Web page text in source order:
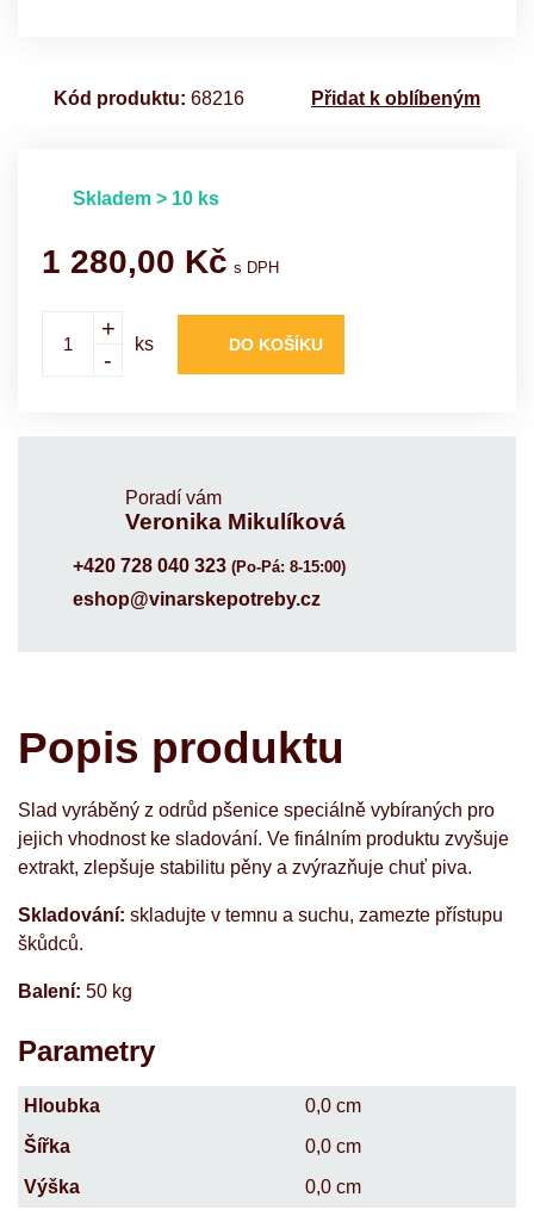
Kód produktu: 68216 Přidat k oblíbeným
Skladem > 10 ks
1 280,00 Kč s DPH
+
-
ks DO KOŠÍKU
Poradí vám
Veronika Mikulíková
+420 728 040 323 (Po-Pá: 8-15:00)
eshop@vinarskepotreby.cz
Popis produktu
Slad vyráběný z odrůd pšenice speciálně vybíraných pro
jejich vhodnost ke sladování. Ve finálním produktu zvyšuje
extrakt, zlepšuje stabilitu pěny a zvýrazňuje chuť piva.
Skladování: skladujte v temnu a suchu, zamezte přístupu
škůdců.
Balení: 50 kg
Parametry
Hloubka
0,0 cm
Šířka
0,0 cm
Výška
0,0 cm